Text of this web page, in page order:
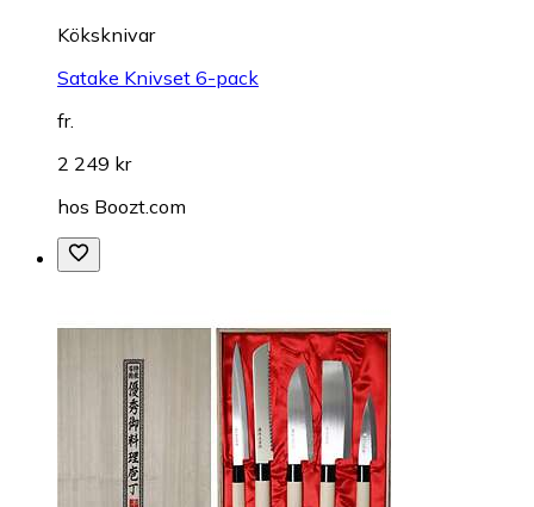
Köksknivar
Satake Knivset 6-pack
fr.
2 249 kr
hos Boozt.com